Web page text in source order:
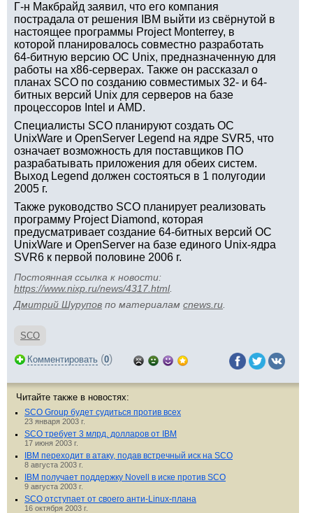
Г-н Макбрайд заявил, что его компания
пострадала от решения IBM выйти из свёрнутой в
настоящее программы Project Monterrey, в
которой планировалось совместно разработать
64-битную версию ОС Unix, предназначенную для
работы на x86-серверах. Также он рассказал о
планах SCO по созданию совместимых 32- и 64-
битных версий Unix для серверов на базе
процессоров Intel и AMD.
Специалисты SCO планируют создать ОС
UnixWare и OpenServer Legend на ядре SVR5, что
означает возможность для поставщиков ПО
разрабатывать приложения для обеих систем.
Выход Legend должен состояться в 1 полугодии
2005 г.
Также руководство SCO планирует реализовать
программу Project Diamond, которая
предусматривает создание 64-битных версий ОС
UnixWare и OpenServer на базе единого Unix-ядра
SVR6 к первой половине 2006 г.
Постоянная ссылка к новости:
https://www.nixp.ru/news/4317.html.
Дмитрий Шурупов по материалам cnews.ru
SCO
Комментировать (0)
Читайте также в новостях:
SCO Group будет судиться против всех
23 января 2003 г.
SCO требует 3 млрд. долларов от IBM
17 июня 2003 г.
IBM переходит в атаку, подав встречный иск на SCO
8 августа 2003 г.
IBM получает поддержку Novell в иске против SCO
9 августа 2003 г.
SCO отступает от своего анти-Linux-плана
16 октября 2003 г.